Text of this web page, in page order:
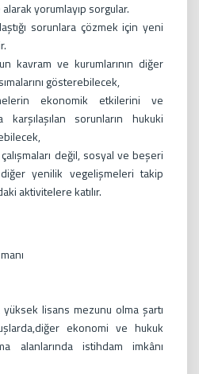
yorumlayıp sorgular.
sorunlara çözmek için yeni
kavram ve kurumlarının diğer
gösterebilecek,
ekonomik etkilerini ve
sorunların hukuki
değil, sosyal ve beşeri
yenilik vegelişmeleri takip
aktivitelere katılır.
yüksek lisans mezunu olma şartı
ekonomi ve hukuk
alanlarında istihdam imkânı